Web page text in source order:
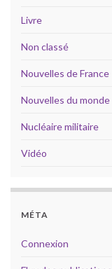
Livre
Non classé
Nouvelles de France
Nouvelles du monde
Nucléaire militaire
Vidéo
MÉTA
Connexion